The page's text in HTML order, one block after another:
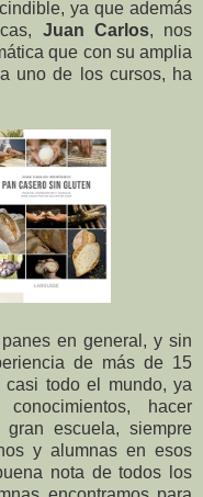
ya que además
Juan Carlos, nos
que con su amplia
uno de los cursos, ha
en general, y sin
de más de 15
todo el mundo, ya
hacer
escuela, siempre
y alumnas en esos
nota de todos los